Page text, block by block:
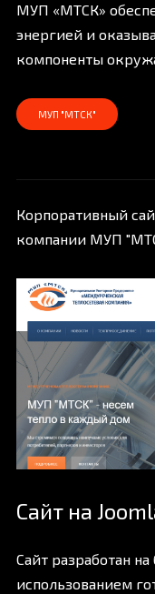
МУП «МТСК»
энергией и
компоненты
МУП "МТСК"
Корпоративный
компании МУП
Сайт на
Сайт разработан на
использованием